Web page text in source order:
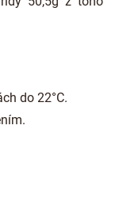
do 22°C.